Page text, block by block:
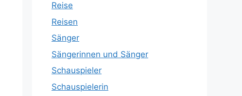
Reise
Reisen
Sänger
Sängerinnen und Sänger
Schauspieler
Schauspielerin